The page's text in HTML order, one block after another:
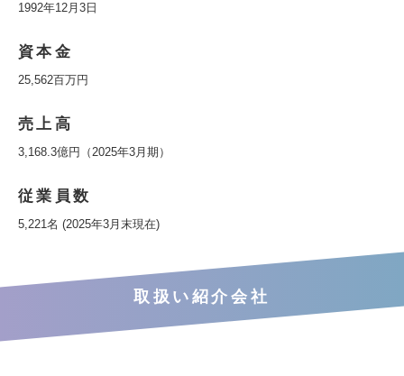
1992年12月3日
資本金
25,562百万円
売上高
3,168.3億円（2025年3月期）
従業員数
5,221名 (2025年3月末現在)
取扱い紹介会社